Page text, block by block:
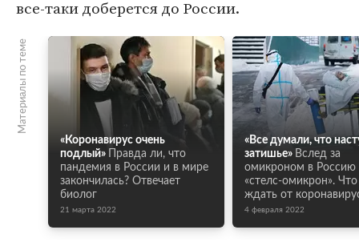
все-таки доберется до России.
Материалы по теме
«Коронавирус очень
подлый»
Правда ли, что
пандемия в России и в мире
закончилась? Отвечает
биолог
21 марта 2022
«Все думали, что
затишье» Вслед за
омикроном в Россию
«стелс-омикрон».
ждать от
4 февраля 2022